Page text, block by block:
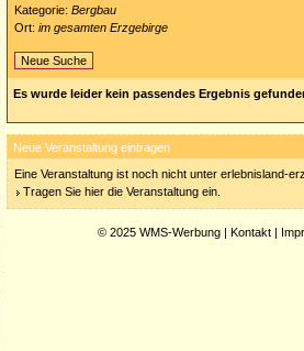
Kategorie: Bergbau
Ort: im gesamten Erzgebirge
Neue Suche
Es wurde leider kein passendes Ergebnis
Neue Veranstaltung eintragen
Eine Veranstaltung ist noch nicht unter erlebnisland-
Tragen Sie hier die Veranstaltung ein.
© 2025 WMS-Werbung | Kontakt |